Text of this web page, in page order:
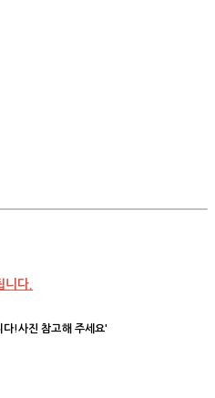
다.
다!사진 참고해 주세요'